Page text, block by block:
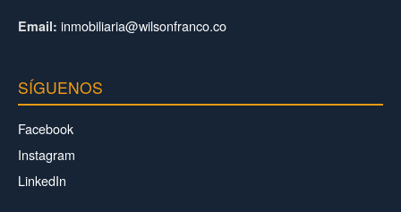
Email: inmobiliaria@wilsonfranco.co
SÍGUENOS
Facebook
Instagram
LinkedIn